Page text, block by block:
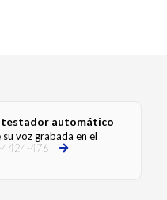
automático
su voz grabada en el
476